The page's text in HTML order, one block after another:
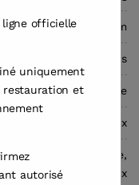
12,3 × 12,3 × 35,5 cm
2000 grams
Cartouches de Crème
Oxyde Nitreux
Cylindre jetable,
métal ferreux
officielle
uniquement
restauration et
autorisé